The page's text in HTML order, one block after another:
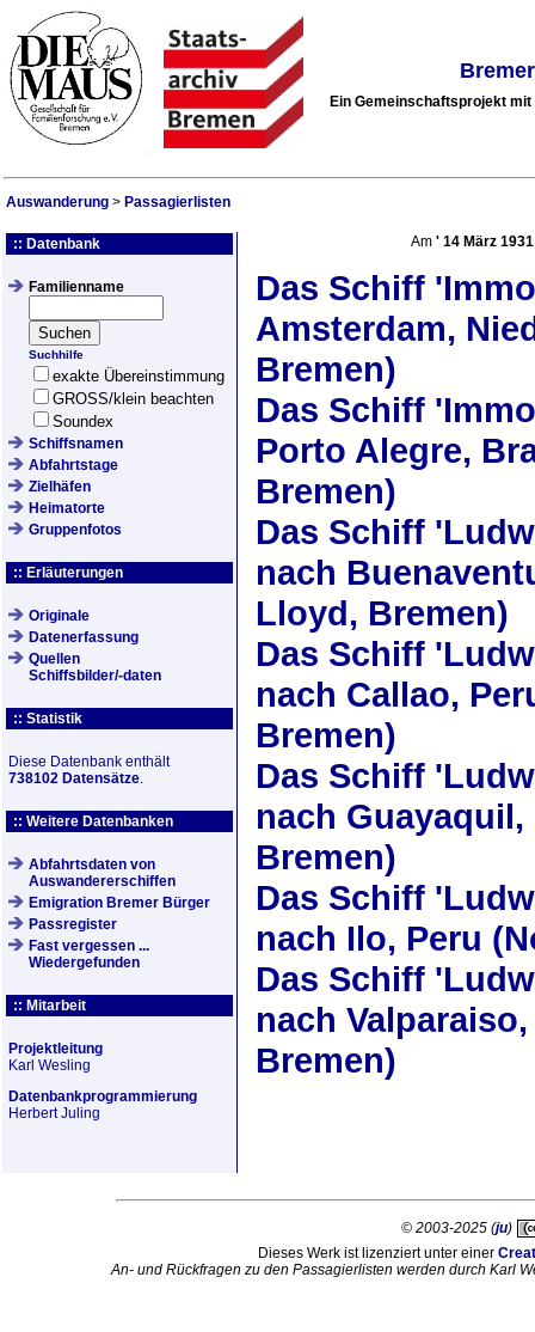
Ein Gemeinschaftsprojekt
Auswanderung > Passagierlisten
:: Datenbank
Familienname
Suchhilfe
exakte Übereinstimmung
GROSS/klein beachten
Soundex
Schiffsnamen
Abfahrtstage
Zielhäfen
Heimatorte
Gruppenfotos
:: Erläuterungen
Originale
Datenerfassung
Quellen
Schiffsbilder/-daten
:: Statistik
Diese Datenbank enthält
738102 Datensätze.
:: Weitere Datenbanken
Abfahrtsdaten von
Auswandererschiffen
Emigration Bremer Bürger
Passregister
Fast vergessen ...
Wiedergefunden
:: Mitarbeit
Projektleitung
Karl Wesling
Datenbankprogrammierung
Herbert Juling
Am ' 14 März 1931
Das Schiff
Amsterdam,
Bremen)
Das Schiff
Porto Alegre,
Bremen)
Das Schiff
nach
Lloyd, Bremen)
Das Schiff
nach Callao,
Bremen)
Das Schiff
nach
Bremen)
Das Schiff
nach Ilo, Peru
Das Schiff
nach
Bremen)
© 2003-2025 (ju)
Dieses Werk ist lizenziert unter einer
An- und Rückfragen zu den Passagierlisten werden durch Karl